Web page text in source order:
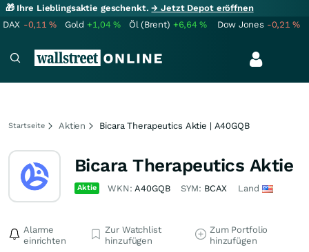
🎁 Ihre Lieblingsaktie geschenkt.→ Jetzt Depot eröffnen
DAX -0,11% Gold +1,04% Öl (Brent) +6,64% Dow Jones -0,21%
Startseite Aktien Bicara Therapeutics Aktie | A40GQB
Bicara Therapeutics Aktie
Aktie WKN:A40GQB SYM: BCAX Land
Alarme
einrichten
Zur Watchlist
hinzufügen
Zum Portfolio
hinzufügen